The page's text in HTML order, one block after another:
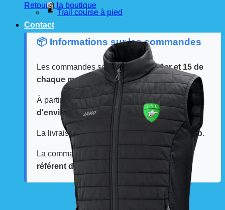
Retour à la boutique
📦 Informations sur les commandes
Les commandes sont passées
les 1er et 15 de
chaque mois
auprès de nos fournisseurs.
À partir de ces dates, le
délai de livraison est
d'environ 3 semaines
La livraison est effectuée directement au club.
La commande est à récupérer auprès du
référent des équipements du club
Trail course à pied
Contact